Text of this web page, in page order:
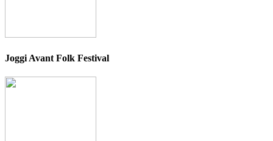
Joggi Avant Folk Festival